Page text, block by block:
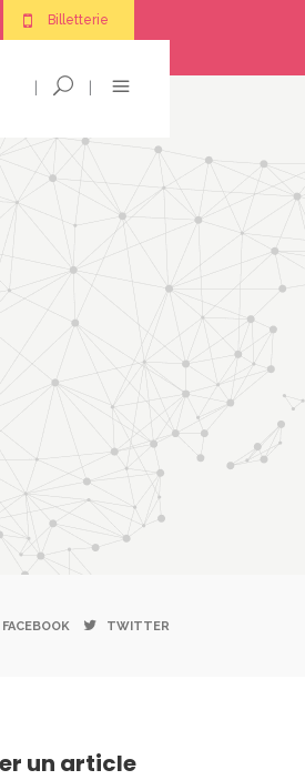
Billetterie
| |
FACEBOOK TWITTER
un article